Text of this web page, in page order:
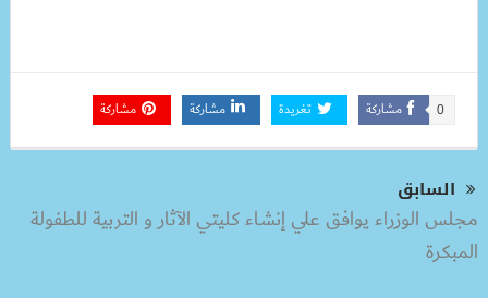
مشاركة 0 تغريدة مشاركة مشاركة
السابق
مجلس الوزراء يوافق علي إنشاء كليتي الآثار و التربية للطفولة
المبكرة